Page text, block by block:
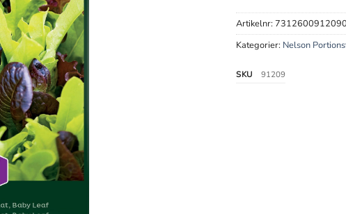
Artikelnr: 7312600912090
Kategorier: Nelson
SKU 91209